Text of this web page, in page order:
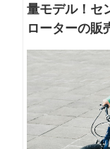
量モデル！セ
ローターの販